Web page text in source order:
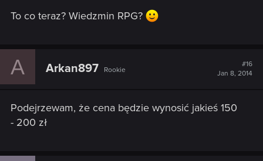
To co teraz? Wiedzmin RPG?
A Arkan897 Rookie
#16
Jan 8, 2014
Podejrzewam, że cena będzie wynosić jakieś 150
- 200 zł